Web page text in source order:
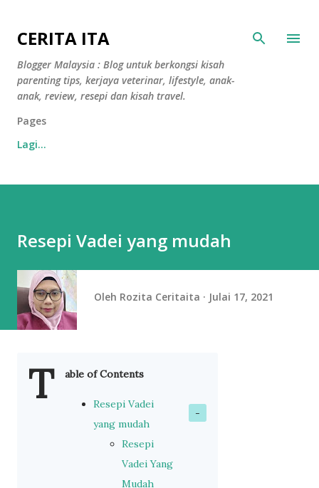
CERITA ITA
Blogger Malaysia : Blog untuk berkongsi kisah
parenting tips, kerjaya veterinar, lifestyle, anak-
anak, review, resepi dan kisah travel.
Pages
Lagi…
Resepi Vadei yang mudah
Oleh Rozita Ceritaita Julai 17, 2021
T able of Contents
Resepi Vadei
yang mudah
Resepi
Vadei Yang
Mudah